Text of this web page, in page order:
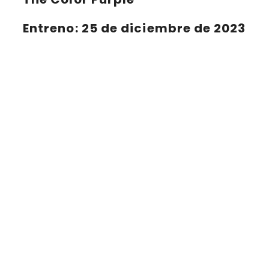
Entreno: 25 de diciembre de 2023